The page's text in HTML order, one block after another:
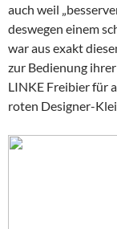
auch weil
deswegen einem
war aus exakt
zur Bedienung
LINKE Freibier für
roten Designer-